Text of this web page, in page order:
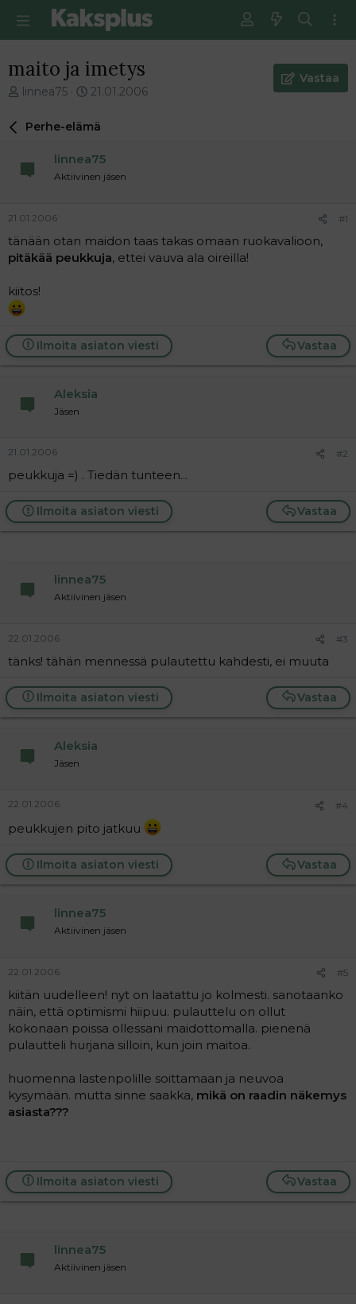
maito ja imetys
V
e
i
t
u
n
l
o
i
t
t
a
linnea75
E
s
m
ä
n
v
i
21.01.2006
Vastaa
Perhe-elämä
linnea75
Aktiivinen jäsen
21.01.2006 #1
tänään otan maidon taas takas omaan ruokavalioon,
pitäkää peukkuja, ettei vauva ala oireilla!
kiitos!
Vastaa
Ilmoita asiaton viesti
Aleksia
Jäsen
21.01.2006 #2
peukkuja =) . Tiedän tunteen...
Vastaa
Ilmoita asiaton viesti
linnea75
Aktiivinen jäsen
22.01.2006 #3
tänks! tähän mennessä pulautettu kahdesti, ei muuta
Vastaa
Ilmoita asiaton viesti
Aleksia
Jäsen
22.01.2006 #4
peukkujen pito jatkuu
Vastaa
Ilmoita asiaton viesti
linnea75
Aktiivinen jäsen
22.01.2006 #5
kiitän uudelleen! nyt on laatattu jo kolmesti. sanotaanko
näin, että optimismi hiipuu. pulauttelu on ollut
kokonaan poissa ollessani maidottomalla. pienenä
pulautteli hurjana silloin, kun join maitoa.
huomenna lastenpolille soittamaan ja neuvoa
kysymään. mutta sinne saakka, mikä on raadin näkemys
asiasta???
Vastaa
Ilmoita asiaton viesti
linnea75
Aktiivinen jäsen